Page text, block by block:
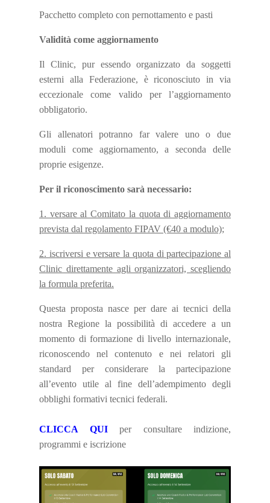
Pacchetto completo con pernottamento e pasti
Validità come aggiornamento
Il Clinic, pur essendo organizzato da soggetti
esterni alla Federazione, è riconosciuto in via
eccezionale come valido per l’aggiornamento
obbligatorio.
Gli allenatori potranno far valere uno o due
moduli come aggiornamento, a seconda delle
proprie esigenze.
Per il riconoscimento sarà necessario:
1. versare al Comitato la quota di aggiornamento
prevista dal regolamento FIPAV (€40 a modulo);
2. iscriversi e versare la quota di partecipazione al
Clinic direttamente agli organizzatori, scegliendo
la formula preferita.
Questa proposta nasce per dare ai tecnici della
nostra Regione la possibilità di accedere a un
momento di formazione di livello internazionale,
riconoscendo nel contenuto e nei relatori gli
standard per considerare la partecipazione
all’evento utile al fine dell’adempimento degli
obblighi formativi tecnici federali.
CLICCA QUIper consultare indizione,
programmi e iscrizione